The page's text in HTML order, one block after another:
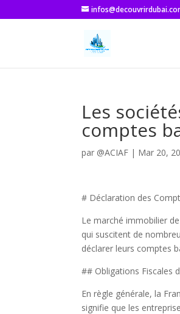
Les
comptes
par @ACIAF | Mar 20,
# Déclaration des
Le marché immobilier
qui suscitent de
déclarer leurs comptes
## Obligations Fiscales
En règle générale, la
signifie que les